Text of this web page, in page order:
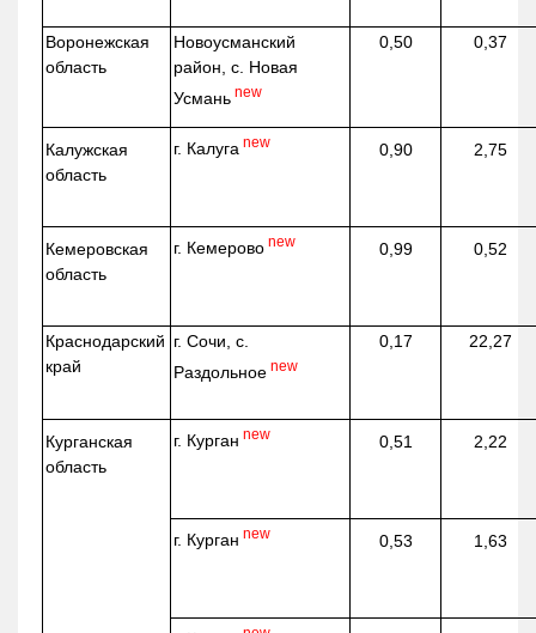
Воронежская
область
Новоусманский
район, с. Новая
Усмань new
0,50 0,37
Калужская
область
г. Калуга new 0,90 2,75
Кемеровская
область
г. Кемерово new 0,99 0,52
Краснодарский
край
г. Сочи, с.
Раздольное new
0,17 22,27
Курганская
область
г. Курган new 0,51 2,22
г. Курган new 0,53 1,63